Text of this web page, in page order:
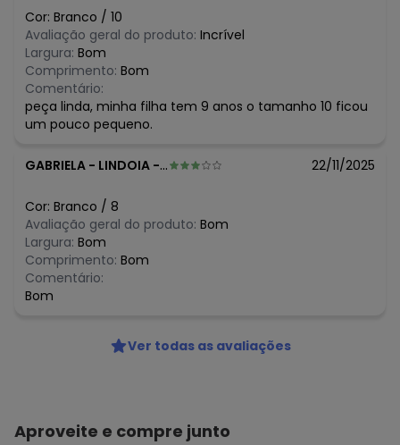
junho/2026
maio/2026
abril/2026
março/2026
fevereiro/2026
Cor: Branco / 10
Avaliação geral do produto: Incrível
Largura: Bom
Comprimento: Bom
Comentário:
peça linda, minha filha tem 9 anos o tamanho 10 ficou
um pouco pequeno.
GABRIELA - LINDOIA - SP 22/11/2025
Cor: Branco / 8
Avaliação geral do produto: Bom
Largura: Bom
Comprimento: Bom
Comentário:
Bom
Ver todas as avaliações
Aproveite e compre junto